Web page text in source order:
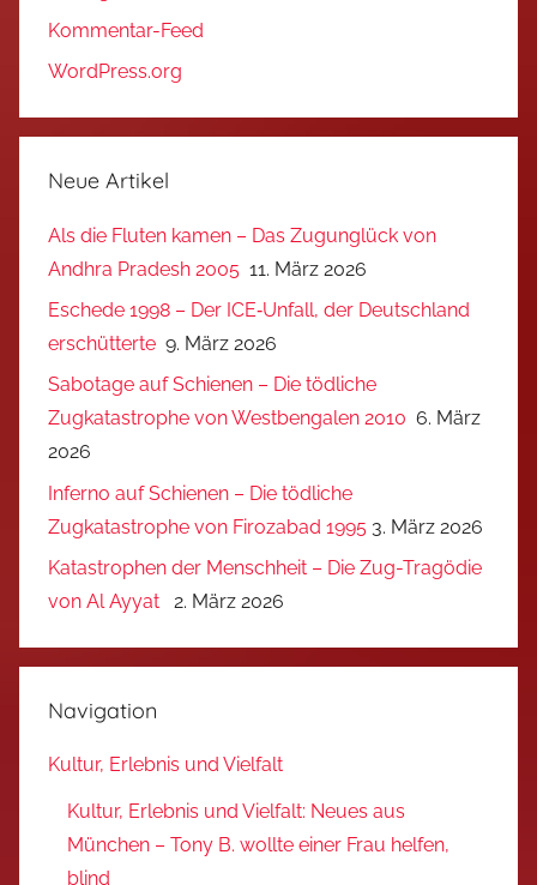
Kommentar-Feed
WordPress.org
Neue Artikel
Als die Fluten kamen – Das Zugunglück von
Andhra Pradesh 2005 11. März 2026
Eschede 1998 – Der ICE‑Unfall, der Deutschland
erschütterte 9. März 2026
Sabotage auf Schienen – Die tödliche
Zugkatastrophe von Westbengalen 2010 6. März
2026
Inferno auf Schienen – Die tödliche
Zugkatastrophe von Firozabad 1995 3. März 2026
Katastrophen der Menschheit – Die Zug-Tragödie
von Al Ayyat
2. März 2026
Navigation
Kultur, Erlebnis und Vielfalt
Kultur, Erlebnis und Vielfalt: Neues aus
München – Tony B. wollte einer Frau helfen,
blind